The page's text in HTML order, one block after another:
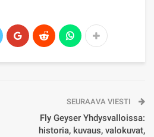
SEURAAVA VIESTI
Fly Geyser Yhdysvalloissa:
historia, kuvaus, valokuvat,